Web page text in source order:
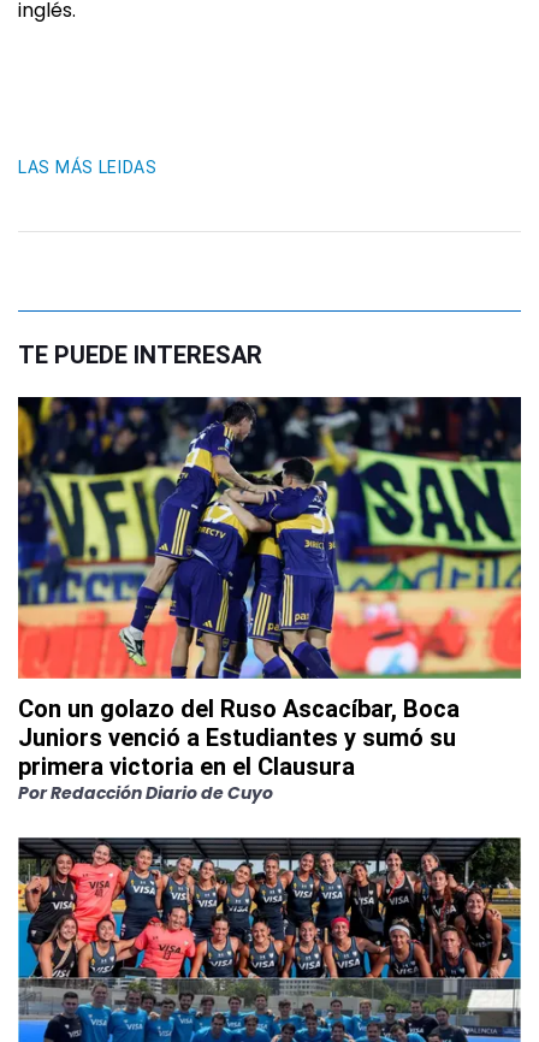
inglés.
LAS MÁS LEIDAS
TE PUEDE INTERESAR
Con un golazo del Ruso Ascacíbar, Boca
Juniors venció a Estudiantes y sumó su
primera victoria en el Clausura
PorRedacción Diario de Cuyo